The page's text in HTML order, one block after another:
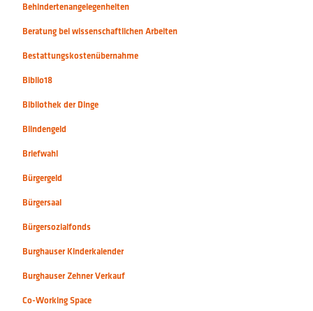
Behindertenangelegenheiten
Beratung bei wissenschaftlichen Arbeiten
Bestattungskostenübernahme
Biblio18
Bibliothek der Dinge
Blindengeld
Briefwahl
Bürgergeld
Bürgersaal
Bürgersozialfonds
Burghauser Kinderkalender
Burghauser Zehner Verkauf
Co-Working Space